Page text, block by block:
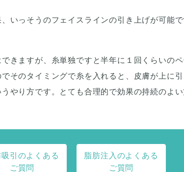
いっそうのフェイスラインの引き上げが可能
きますが、糸単独ですと半年に１回くらいの
そのタイミングで糸を入れると、皮膚が上に
やり方です。とても合理的で効果の持続のよ
吸引のよくある
ご質問
脂肪注入のよくある
ご質問